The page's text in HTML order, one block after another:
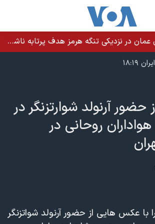
یک کشتی در آب‌های عمان در نزدیکی تنگه هرمز هدف پرتابه ناشناس قرار گرفت
آرنولد شوارتزنگر در
روحانی در
عکس هایی از حضور آرنولد شواتزنگر